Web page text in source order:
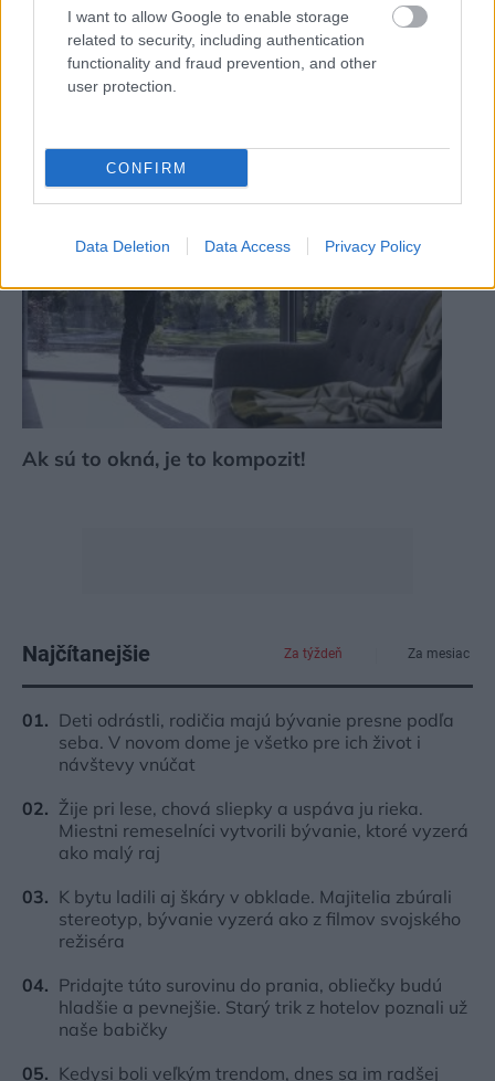
I want to allow Google to enable storage
related to security, including authentication
functionality and fraud prevention, and other
user protection.
CONFIRM
Data Deletion Data Access Privacy Policy
Zdieľať článok
Ak sú to okná, je to kompozit!
Najčítanejšie Za týždeň Za mesiac
Deti odrástli, rodičia majú bývanie presne podľa
seba. V novom dome je všetko pre ich život i
návštevy vnúčat
Žije pri lese, chová sliepky a uspáva ju rieka.
Miestni remeselníci vytvorili bývanie, ktoré vyzerá
ako malý raj
K bytu ladili aj škáry v obklade. Majitelia zbúrali
stereotyp, bývanie vyzerá ako z filmov svojského
režiséra
Pridajte túto surovinu do prania, obliečky budú
hladšie a pevnejšie. Starý trik z hotelov poznali už
naše babičky
Kedysi boli veľkým trendom, dnes sa im radšej